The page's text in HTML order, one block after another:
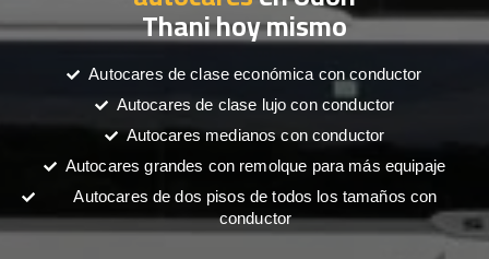
Thani hoy mismo
Autocares de clase económica con conductor
Autocares de clase lujo con conductor
Autocares medianos con conductor
Autocares grandes con remolque para más equipaje
Autocares de dos pisos de todos los tamaños con
conductor